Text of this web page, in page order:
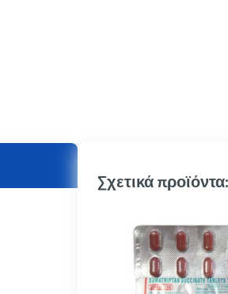
Σχετικά προϊόντα: